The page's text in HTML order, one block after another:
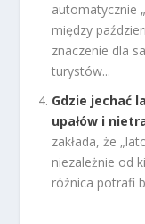
automatycznie
między
znaczenie dla
turystów...
Gdzie jechać
upałów i
zakłada, że
niezależnie od
różnica potrafi